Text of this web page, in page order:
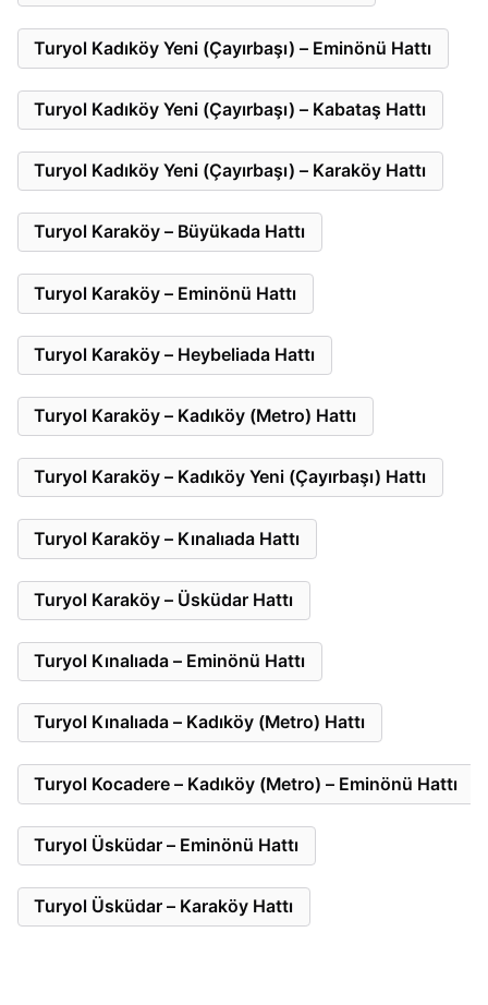
Turyol Kadıköy Yeni (Çayırbaşı) – Eminönü Hattı
Turyol Kadıköy Yeni (Çayırbaşı) – Kabataş Hattı
Turyol Kadıköy Yeni (Çayırbaşı) – Karaköy Hattı
Turyol Karaköy – Büyükada Hattı
Turyol Karaköy – Eminönü Hattı
Turyol Karaköy – Heybeliada Hattı
Turyol Karaköy – Kadıköy (Metro) Hattı
Turyol Karaköy – Kadıköy Yeni (Çayırbaşı) Hattı
Turyol Karaköy – Kınalıada Hattı
Turyol Karaköy – Üsküdar Hattı
Turyol Kınalıada – Eminönü Hattı
Turyol Kınalıada – Kadıköy (Metro) Hattı
Turyol Kocadere – Kadıköy (Metro) – Eminönü Hattı
Turyol Üsküdar – Eminönü Hattı
Turyol Üsküdar – Karaköy Hattı